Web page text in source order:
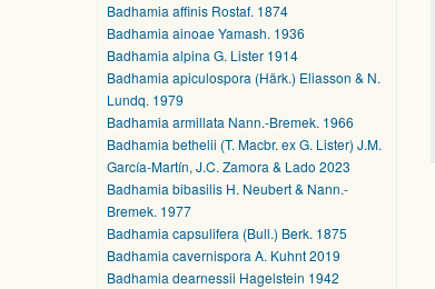
Badhamia affinis Rostaf. 1874
Badhamia ainoae Yamash. 1936
Badhamia alpina G. Lister 1914
Badhamia apiculospora (Härk.) Eliasson & N.
Lundq. 1979
Badhamia armillata Nann.-Bremek. 1966
Badhamia bethelii (T. Macbr. ex G. Lister) J.M.
García-Martín, J.C. Zamora & Lado 2023
Badhamia bibasilis H. Neubert & Nann.-
Bremek. 1977
Badhamia capsulifera (Bull.) Berk. 1875
Badhamia cavernispora A. Kuhnt 2019
Badhamia dearnessii Hagelstein 1942